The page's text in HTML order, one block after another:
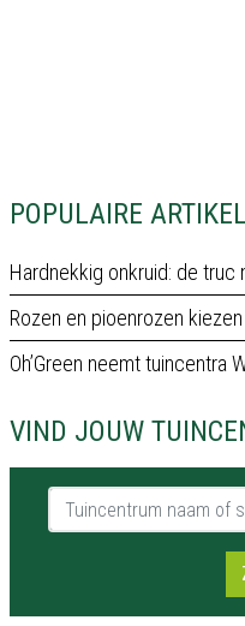
POPULAIRE
Hardnekkig onkruid: de truc
Rozen en pioenrozen kiezen
Oh’Green neemt tuincentra
VIND JOUW
Tuincentrum naam of